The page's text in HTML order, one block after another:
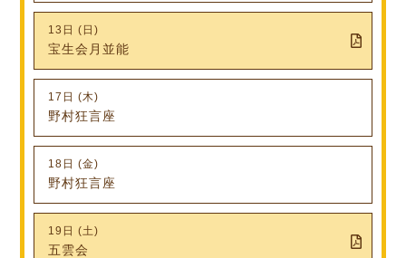
13日 (日)
宝生会月並能
17日 (木)
野村狂言座
18日 (金)
野村狂言座
19日 (土)
五雲会